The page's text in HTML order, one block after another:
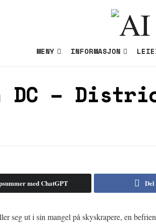
MENY INFORMASJON
DC –
med ChatGPT Del
seg ut i sin mangel på skyskrapere, en